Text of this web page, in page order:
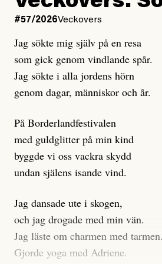
Dagens ETC arbetar med
klickbete är inte intressant för
Journalistiken är låst. En
gör förhoppningsvis att en nyfiken
prenumeration, men den avslutas
dessa granskningar på olika
en mängd intervjupersoner,
möjlighet att bemöta för såväl
engagera sig i Palestinarörelsen
grupper där Säpo-resursen
Researchen är grundlig.
Möjligen är det egentligen inte
som stör?
#57/2026Veckovers
Jag sökte mig själv på en resa
som gick genom vindlande spår.
Jag sökte i alla jordens hörn
genom dagar, människor och år.
På Borderlandfestivalen
med guldglitter på min kind
byggde vi oss vackra skydd
undan själens isande vind.
Jag dansade ute i skogen,
och jag drogade med min vän.
Jag läste om charmen med tarmen.
Gjorde yoga med Adriene.